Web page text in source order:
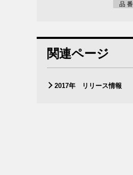
品 番
関連ページ
2017年 リリース情報